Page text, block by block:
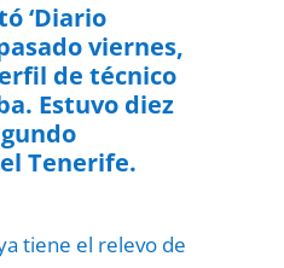
‘Diario
viernes,
de técnico
Estuvo diez
Tenerife.
tiene el relevo de